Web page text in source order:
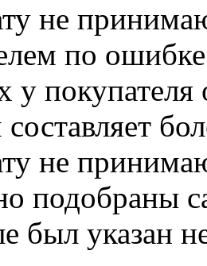
не
по
у
не
подобраны
был указан